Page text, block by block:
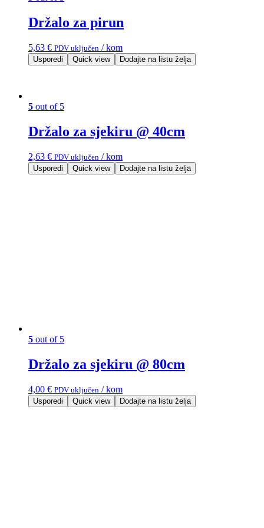
Držalo za pirun
5,63 € PDV uključen / kom
Usporedi Quick view Dodajte na listu želja
5 out of 5
Držalo za sjekiru @ 40cm
2,63 € PDV uključen / kom
Usporedi Quick view Dodajte na listu želja
5 out of 5
Držalo za sjekiru @ 80cm
4,00 € PDV uključen / kom
Usporedi Quick view Dodajte na listu želja